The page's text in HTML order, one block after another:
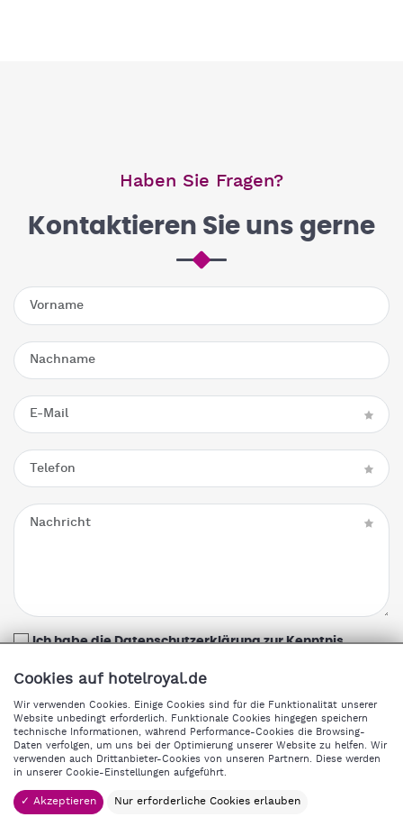
Haben Sie Fragen?
Kontaktieren Sie uns gerne
Ich habe die Datenschutzerklärung zur Kenntnis
Die Datenschutzerklärung habe ich zur Kenntnis genommen und bin
elektronisch erhoben und gespeichert werden. Meine Daten werden
dabei nur streng zweckgebunden zur Bearbeitung und Beantwortung
meiner Anfrage benutzt. Mit dem Absenden des Kontaktformulars
erkläre ich mich mit der Verarbeitung einverstanden.
Weitere Informationen zu unserem Datenschutz finden Sie in der
Datenschutzerklärung.
Cookies auf hotelroyal.de
Wir verwenden Cookies. Einige Cookies sind für die Funktionalität unserer
Website unbedingt erforderlich. Funktionale Cookies hingegen speichern
technische Informationen, während Performance-Cookies die Browsing-
Daten verfolgen, um uns bei der Optimierung unserer Website zu helfen. Wir
verwenden auch Drittanbieter-Cookies von unseren Partnern. Diese werden
in unserer Cookie-Einstellungen aufgeführt.
✓ Akzeptieren Nur erforderliche Cookies erlauben